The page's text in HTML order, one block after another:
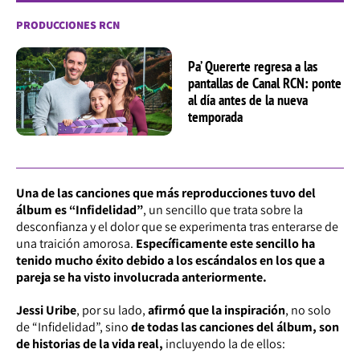
PRODUCCIONES RCN
Pa’ Quererte regresa a las
pantallas de Canal RCN: ponte
al día antes de la nueva
temporada
Una de las canciones que más reproducciones tuvo del
álbum es “Infidelidad”, un sencillo que trata sobre la
desconfianza y el dolor que se experimenta tras enterarse de
una traición amorosa. Específicamente este sencillo ha
tenido mucho éxito debido a los escándalos en los que a
pareja se ha visto involucrada anteriormente.
Jessi Uribe, por su lado,afirmó que la inspiración, no solo
de “Infidelidad”, sinode todas las canciones del álbum, son
de historias de la vida real, incluyendo la de ellos: